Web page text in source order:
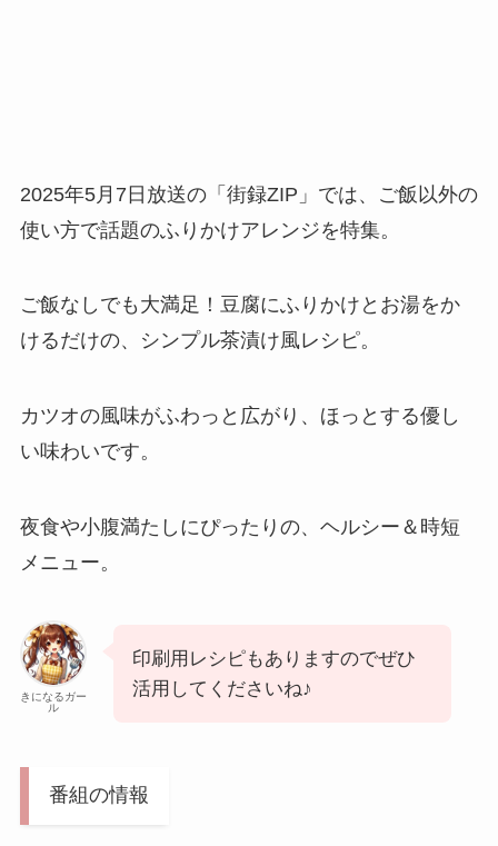
2025年5月7日放送の「街録ZIP」では、ご飯以外の
使い方で話題のふりかけアレンジを特集。
ご飯なしでも大満足！豆腐にふりかけとお湯をか
けるだけの、シンプル茶漬け風レシピ。
カツオの風味がふわっと広がり、ほっとする優し
い味わいです。
夜食や小腹満たしにぴったりの、ヘルシー＆時短
メニュー。
きになるガー
ル
印刷用レシピもありますのでぜひ
活用してくださいね♪
番組の情報